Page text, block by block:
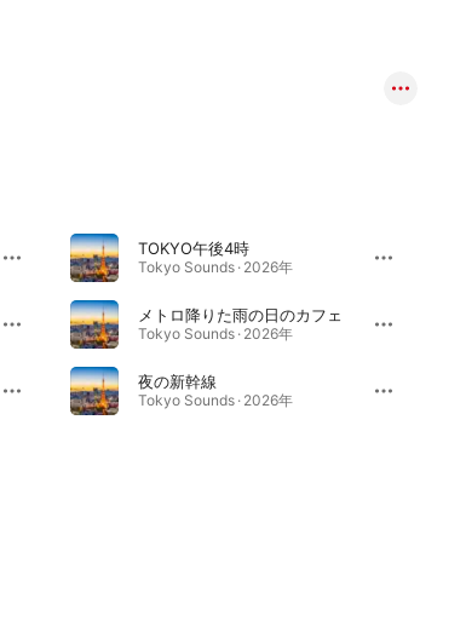
TOKYO午後4時
Tokyo Sounds · 2026年
メトロ降りた雨の日のカフェ
Tokyo Sounds · 2026年
夜の新幹線
Tokyo Sounds · 2026年